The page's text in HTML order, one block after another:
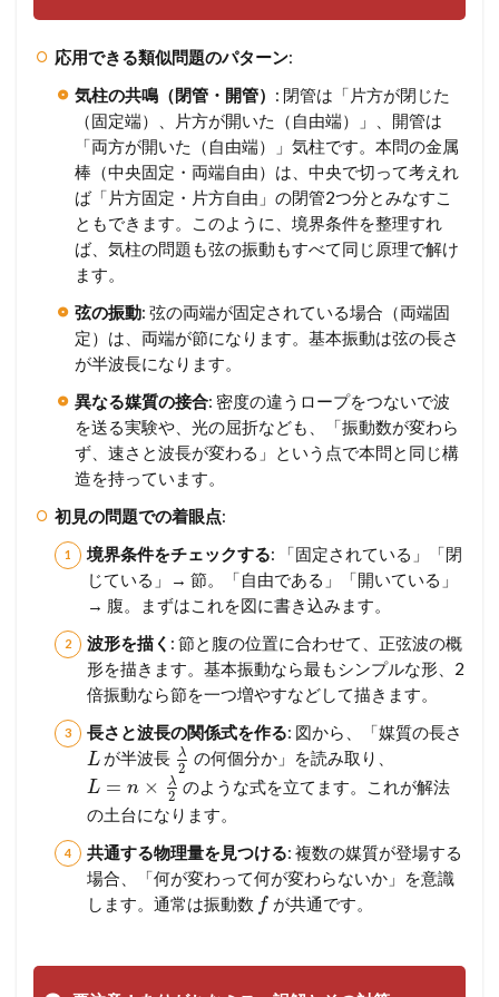
応用できる類似問題のパターン:
気柱の共鳴（閉管・開管） : 閉管は「片方が閉じた
（固定端）、片方が開いた（自由端）」、開管は
「両方が開いた（自由端）」気柱です。本問の金属
棒（中央固定・両端自由）は、中央で切って考えれ
ば「片方固定・片方自由」の閉管2つ分とみなすこ
ともできます。このように、境界条件を整理すれ
ば、気柱の問題も弦の振動もすべて同じ原理で解け
ます。
弦の振動: 弦の両端が固定されている場合（両端固
定）は、両端が節になります。基本振動は弦の長さ
が半波長になります。
異なる媒質の接合: 密度の違うロープをつないで波
を送る実験や、光の屈折なども、「振動数が変わら
ず、速さと波長が変わる」という点で本問と同じ構
造を持っています。
初見の問題での着眼点:
境界条件をチェックする: 「固定されている」「閉
じている」→ 節。「自由である」「開いている」
→ 腹。まずはこれを図に書き込みます。
波形を描く : 節と腹の位置に合わせて、正弦波の概
形を描きます。基本振動なら最もシンプルな形、2
倍振動なら節を一つ増やすなどして描きます。
長さと波長の関係式を作る: 図から、「媒質の長さ
L が半波長 λ
2 の何個分か」を読み取り、
L = n × λ
2 のような式を立てます。これが解法
の土台になります。
共通する物理量を見つける: 複数の媒質が登場する
場合、「何が変わって何が変わらないか」を意識
します。通常は振動数 f が共通です。